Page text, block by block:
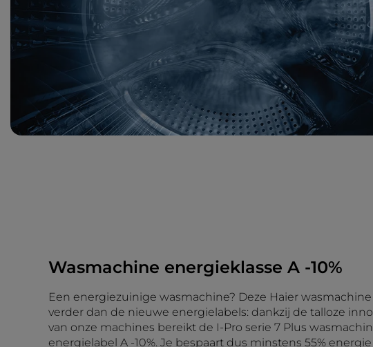
Wasmachine energieklasse A -10%
Een energiezuinige wasmachine? Deze Haier
verder dan de nieuwe energielabels: dankzij de talloze
van onze machines bereikt de I-Pro serie 7 Plus
energielabel A -10%. Je bespaart dus minstens 55% energie